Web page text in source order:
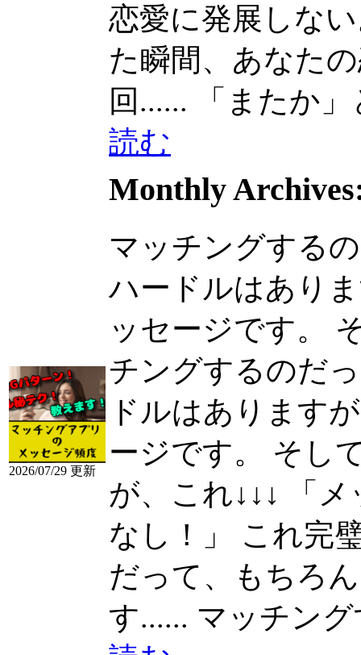
恋愛に発展しな
た瞬間、あなた
回......
「またか
読む
2026/07/29 更新
Monthly
マッチングする
ハードルはあり
ッセージです。
チングするのだ
ドルはあります
ージです。 そし
が、これ↓↓↓ 「
なし！」 これ完
だって、もちろ
す...... マッチン